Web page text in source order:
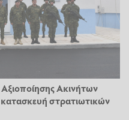
Ακινήτων
στρατιωτικών